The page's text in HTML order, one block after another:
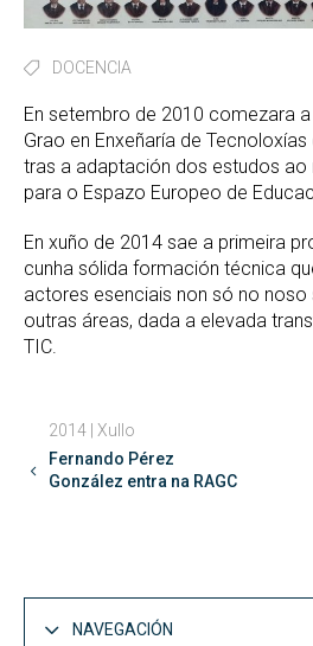
DOCENCIA
En setembro de 2010 comezara
Grao en Enxeñaría de
tras a adaptación dos estudos
para o Espazo Europeo de
En xuño de 2014 sae a primeira
cunha sólida formación técnica
actores esenciais non só no noso
outras áreas, dada a elevada
TIC.
2014 | Xullo
Fernando Pérez
González entra na RAGC
NAVEGACIÓN